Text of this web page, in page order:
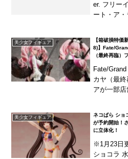
er. フリー
ート・ア
忠実に再
美少女フィギュア
【箱破損特価
8)】Fate/
（最終再臨）
Fate/
カヤ（最
アが一部
美少女フィギュア
ネコぱら ショ
が予約開始！
に立体化！
※1月23日
ショコラ